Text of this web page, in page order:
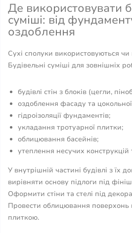
Де використовувати
суміші: від
оздоблення
Сухі сполуки використовуються чи
Будівельні суміші для зовнішніх
будівлі стін з блоків (цегли,
оздоблення фасаду та
гідроізоляції фундаментів;
укладання тротуарної плитки;
облицювання басейнів;
утеплення несучих конструкцій
У внутрішній частині будівлі з їх
вирівняти основу підлоги під
Оформити стіни та стелі під
Провести облицювання
плиткою.